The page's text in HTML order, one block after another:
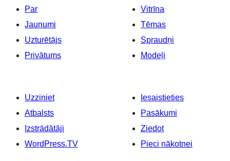
Par
Jaunumi
Uzturētājs
Privātums
Vitrīna
Tēmas
Spraudņi
Modeļi
Uzziniet
Atbalsts
Izstrādātāji
WordPress.TV
Iesaistieties
Pasākumi
Ziedot
Pieci nākotnei